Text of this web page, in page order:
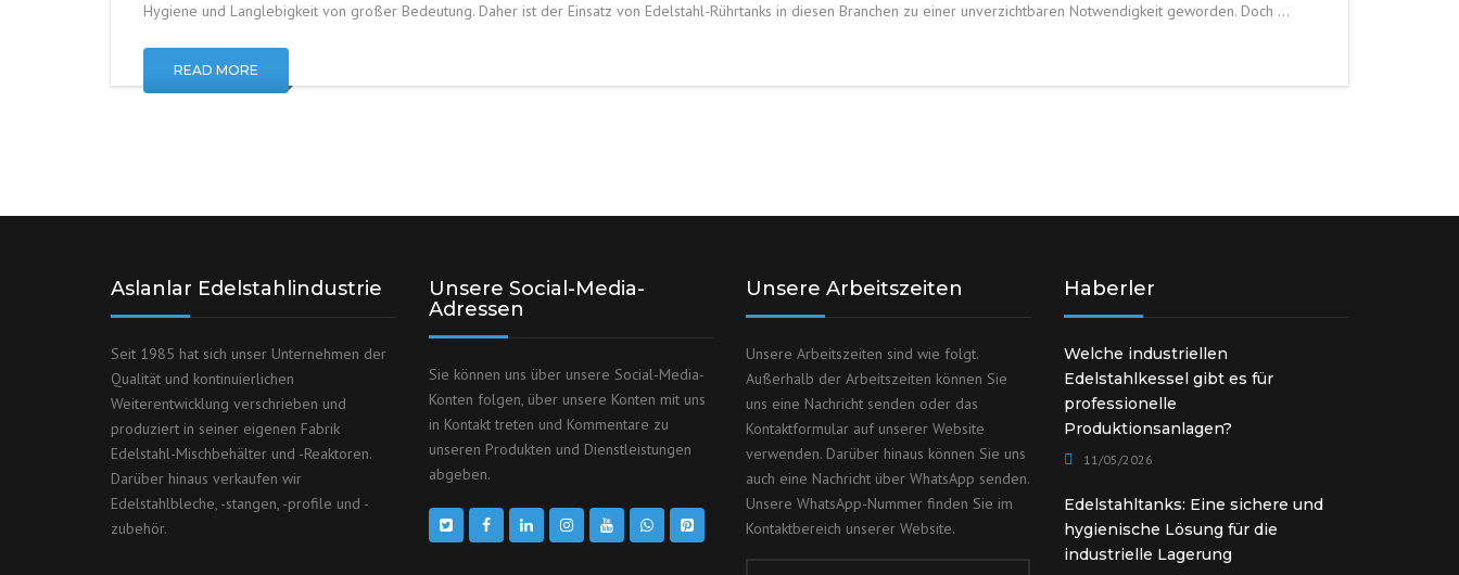
Hygiene und Langlebigkeit von großer Bedeutung. Daher ist der Einsatz von Edelstahl-Rührtanks in diesen Branchen zu einer unverzichtbaren Notwendigkeit geworden. Doch …
READ MORE
Aslanlar Edelstahlindustrie
Seit 1985 hat sich unser Unternehmen der
Qualität und kontinuierlichen
Weiterentwicklung verschrieben und
produziert in seiner eigenen Fabrik
Edelstahl-Mischbehälter und -Reaktoren.
Darüber hinaus verkaufen wir
Edelstahlbleche, -stangen, -profile und -
zubehör.
Unsere Social-Media-
Adressen
Sie können uns über unsere Social-Media-
Konten folgen, über unsere Konten mit uns
in Kontakt treten und Kommentare zu
unseren Produkten und Dienstleistungen
abgeben.
Unsere Arbeitszeiten
Unsere Arbeitszeiten sind wie folgt.
Außerhalb der Arbeitszeiten können Sie
uns eine Nachricht senden oder das
Kontaktformular auf unserer Website
verwenden. Darüber hinaus können Sie uns
auch eine Nachricht über WhatsApp senden.
Unsere WhatsApp-Nummer finden Sie im
Kontaktbereich unserer Website.
Haberler
Welche industriellen
Edelstahlkessel gibt es für
professionelle
Produktionsanlagen?
11/05/2026
Edelstahltanks: Eine sichere und
hygienische Lösung für die
industrielle Lagerung